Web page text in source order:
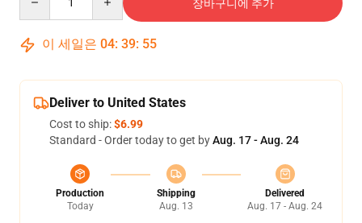
장바구니에 추가
이 세일은 04: 39: 54
Deliver to United States
Cost to ship:$6.99
Standard - Order today to get byAug. 17 - Aug. 24
Production
Today
Shipping
Aug. 13
Delivered
Aug. 17 - Aug. 24